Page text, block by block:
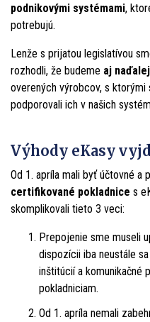
podnikovými systémami,
potrebujú.
Lenže s prijatou legislatívou
rozhodli, že budeme aj
overených výrobcov, s
podporovali ich v našich
Výhody eKasy
Od 1. apríla mali byť účtovné a
certifikované pokladnice s
skomplikovali tieto 3 veci:
Prepojenie sme museli
dispozícii iba neustále
inštitúcií a komunikačné
pokladniciam.
Od 1. apríla nemali